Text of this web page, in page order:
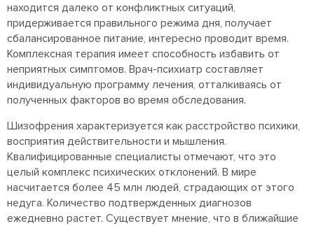
находится далеко от конфликтных ситуаций,
придерживается правильного режима дня, получает
сбалансированное питание, интересно проводит время.
Комплексная терапия имеет способность избавить от
неприятных симптомов. Врач-психиатр составляет
индивидуальную программу лечения, отталкиваясь от
полученных факторов во время обследования.
Шизофрения характеризуется как расстройство психики,
восприятия действительности и мышления.
Квалифицированные специалисты отмечают, что это
целый комплекс психических отклонений. В мире
насчитается более 45 млн людей, страдающих от этого
недуга. Количество подтвержденных диагнозов
ежедневно растет. Существует мнение, что в ближайшие